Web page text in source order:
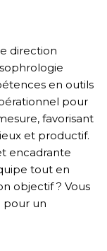
direction
en outils
pour
favorisant
et productif.
encadrante
tout en
objectif ? Vous
pour un